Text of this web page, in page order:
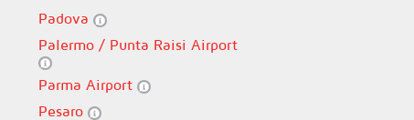
Padova
Palermo / Punta Raisi Airport
Parma Airport
Pesaro